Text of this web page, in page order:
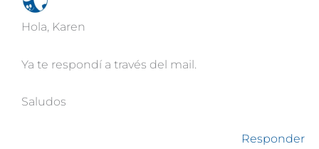
Hola, Karen
Ya te respondí a través del mail.
Saludos
Responder